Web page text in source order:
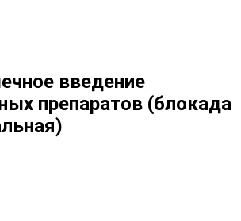
введение
препаратов (блокада